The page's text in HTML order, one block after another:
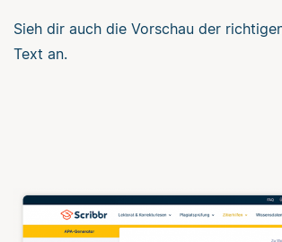
Sieh dir auch die Vorschau der
Text an.